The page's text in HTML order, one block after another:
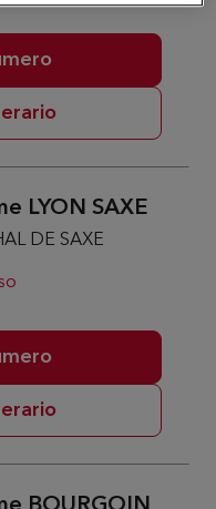
LYON SAXE
DE SAXE